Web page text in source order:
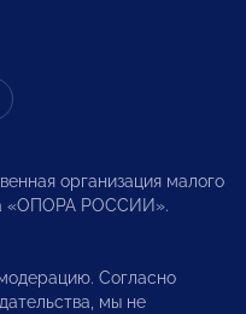
организация малого
«ОПОРА РОССИИ».
Согласно
мы не